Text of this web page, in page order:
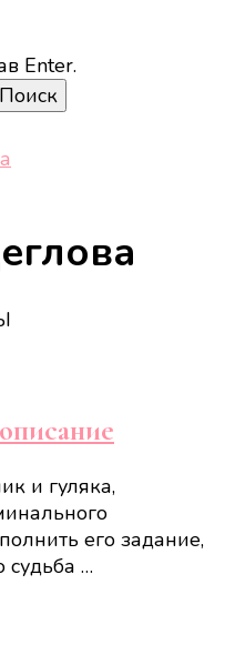
Enter.
и гуляка,
его задание,
судьба …